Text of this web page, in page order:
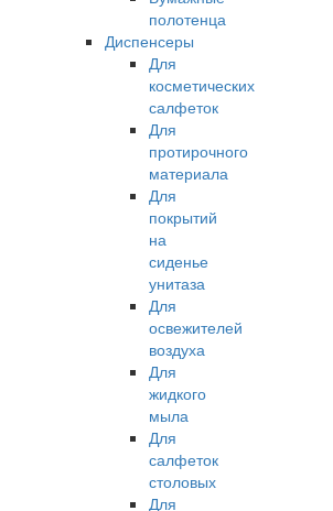
полотенца
Диспенсеры
Для
косметических
салфеток
Для
протирочного
материала
Для
покрытий
на
сиденье
унитаза
Для
освежителей
воздуха
Для
жидкого
мыла
Для
салфеток
столовых
Для